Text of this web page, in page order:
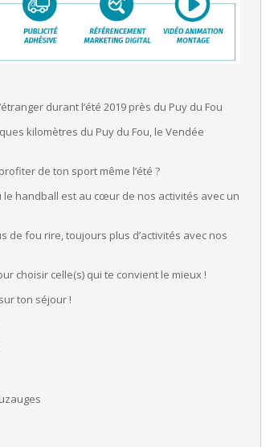
durant l’été 2019 près du Puy du Fou
kilomètres du Puy du Fou, le Vendée
de ton sport même l’été ?
le handball est au cœur de nos activités avec un
de fou rire, toujours plus d’activités avec nos
choisir celle(s) qui te convient le mieux !
ton séjour !